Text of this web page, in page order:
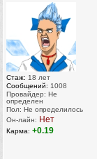
Стаж: 18 лет
Сообщений: 1008
Провайдер: Не
определен
Пол: Не определилось
Он-лайн: Нет
Карма: +0.19